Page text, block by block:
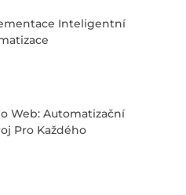
Inteligentní
Web: Automatizační
Pro Každého